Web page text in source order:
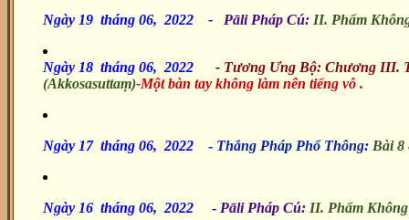
Ngày 19 tháng 06, 2022 - Pāli Pháp Cú: II. Phẩm
Ngày 18 tháng 06, 2022 - Tương Ưng Bộ: Chương III.
(Akkosasuttaṃ)-Một bàn tay không làm nên tiếng vỗ .
Ngày 17 tháng 06, 2022 - Thắng Pháp Phổ Thông:Bài8
Ngày 16 tháng 06, 2022 - Pāli Pháp Cú: II. Phẩm